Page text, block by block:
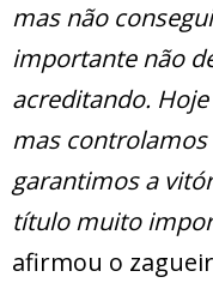
mas não
importante não
acreditando.
mas controlamos
garantimos a
título muito
afirmou o